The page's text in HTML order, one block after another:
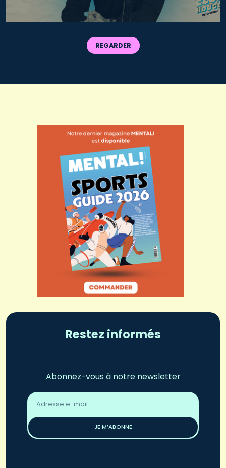
REGARDER
Restez informés
Abonnez-vous à notre newsletter
Adresse
email
JE M’ABONNE